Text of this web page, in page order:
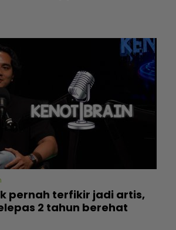
pernah terfikir jadi artis,
2 tahun berehat